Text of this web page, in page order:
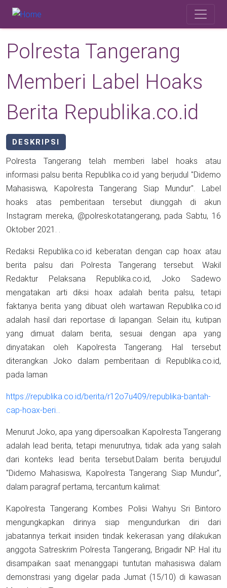
Skip to main content
Polresta Tangerang
Memberi Label Hoaks
Berita Republika.co.id
DESKRIPSI
Polresta Tangerang telah memberi label hoaks atau
informasi palsu berita Republika.co.id yang berjudul "Didemo
Mahasiswa, Kapolresta Tangerang Siap Mundur". Label
hoaks atas pemberitaan tersebut diunggah di akun
Instagram mereka, @polreskotatangerang, pada Sabtu, 16
Oktober 2021. .
Redaksi Republika.co.id keberatan dengan cap hoax atau
berita palsu dari Polresta Tangerang tersebut. Wakil
Redaktur Pelaksana Republika.co.id, Joko Sadewo
mengatakan arti diksi hoax adalah berita palsu, tetapi
faktanya berita yang dibuat oleh wartawan Republika.co.id
adalah hasil dari reportase di lapangan. Selain itu, kutipan
yang dimuat dalam berita, sesuai dengan apa yang
dinyatakan oleh Kapolresta Tangerang. Hal tersebut
diterangkan Joko dalam pemberitaan di Republika.co.id,
pada laman
https://republika.co.id/berita/r12o7u409/republika-bantah-
cap-hoax-beri…
Menurut Joko, apa yang dipersoalkan Kapolresta Tangerang
adalah lead berita, tetapi menurutnya, tidak ada yang salah
dari konteks lead berita tersebut.Dalam berita berujudul
"Didemo Mahasiswa, Kapolresta Tangerang Siap Mundur",
dalam paragraf pertama, tercantum kalimat:
Kapolresta Tangerang Kombes Polisi Wahyu Sri Bintoro
mengungkapkan dirinya siap mengundurkan diri dari
jabatannya terkait insiden tindak kekerasan yang dilakukan
anggota Satreskrim Polresta Tangerang, Brigadir NP. Hal itu
disampaikan saat menanggapi tuntutan mahasiswa dalam
demonstrasi yang digelar pada Jumat (15/10) di kawasan